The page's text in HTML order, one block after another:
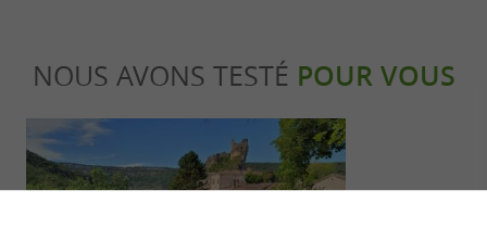
NOUS AVONS TESTÉ POUR VOUS